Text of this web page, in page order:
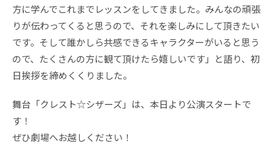
方に学んでこれまでレッスンをしてきました。みんなの頑張
りが伝わってくると思うので、それを楽しみにして頂きたい
です。そして誰かしら共感できるキャラクターがいると思う
ので、たくさんの方に観て頂けたら嬉しいです」と語り、初
日挨拶を締めくくりました。
舞台「クレスト☆シザーズ」は、本日より公演スタートで
す！
ぜひ劇場へお越しください！